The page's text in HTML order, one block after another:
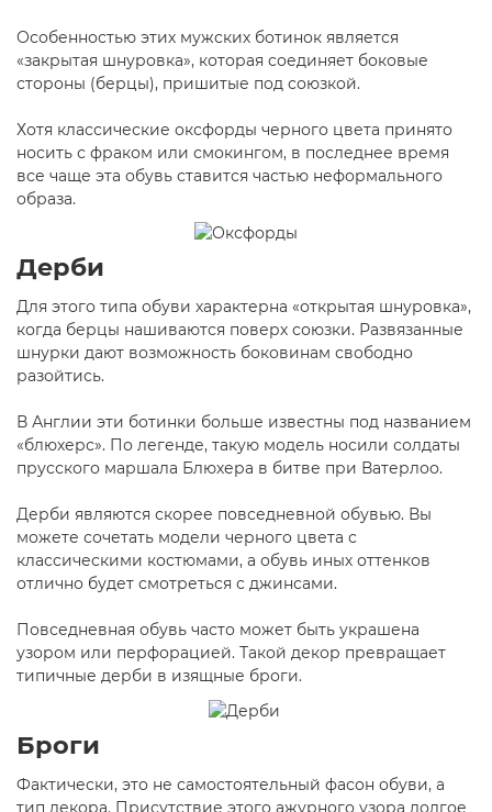
Особенностью этих мужских ботинок является
«закрытая шнуровка», которая соединяет боковые
стороны (берцы), пришитые под союзкой.
Хотя классические оксфорды черного цвета принято
носить с фраком или смокингом, в последнее время
все чаще эта обувь ставится частью неформального
образа.
Дерби
Для этого типа обуви характерна «открытая шнуровка»,
когда берцы нашиваются поверх союзки. Развязанные
шнурки дают возможность боковинам свободно
разойтись.
В Англии эти ботинки больше известны под названием
«блюхерс». По легенде, такую модель носили солдаты
прусского маршала Блюхера в битве при Ватерлоо.
Дерби являются скорее повседневной обувью. Вы
можете сочетать модели черного цвета с
классическими костюмами, а обувь иных оттенков
отлично будет смотреться с джинсами.
Повседневная обувь часто может быть украшена
узором или перфорацией. Такой декор превращает
типичные дерби в изящные броги.
Броги
Фактически, это не самостоятельный фасон обуви, а
тип декора. Присутствие этого ажурного узора долгое